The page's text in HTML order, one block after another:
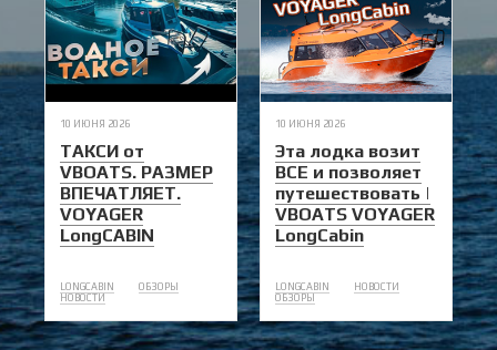
10 ИЮНЯ 2026
ТАКСИ от
VBOATS. РАЗМЕР
ВПЕЧАТЛЯЕТ.
VOYAGER
LongCABIN
LONGCABIN
ОБЗОРЫ
НОВОСТИ
10 ИЮНЯ 2026
Эта лодка возит
ВСЕ и позволяет
путешествовать |
VBOATS VOYAGER
LongCabin
LONGCABIN
НОВОСТИ
ОБЗОРЫ